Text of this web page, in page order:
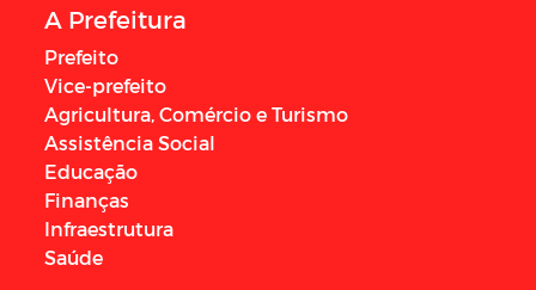
A Prefeitura
Prefeito
Vice-prefeito
Agricultura, Comércio e Turismo
Assistência Social
Educação
Finanças
Infraestrutura
Saúde